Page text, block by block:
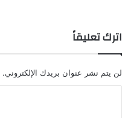
اترك تعليقاً
لن يتم نشر عنوان بريدك الإلكتروني.